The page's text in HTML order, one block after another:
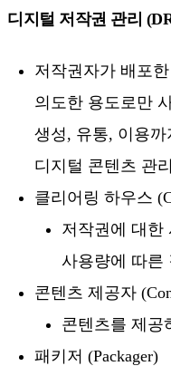
디지털 저작권 관리
저작권자가 배포
의도한 용도로만
생성, 유통, 이용
디지털 콘텐츠 관
클리어링 하우스
저작권에 대한
사용량에 따른
콘텐츠 제공자
콘텐츠를 제공
패키저 (Packager)